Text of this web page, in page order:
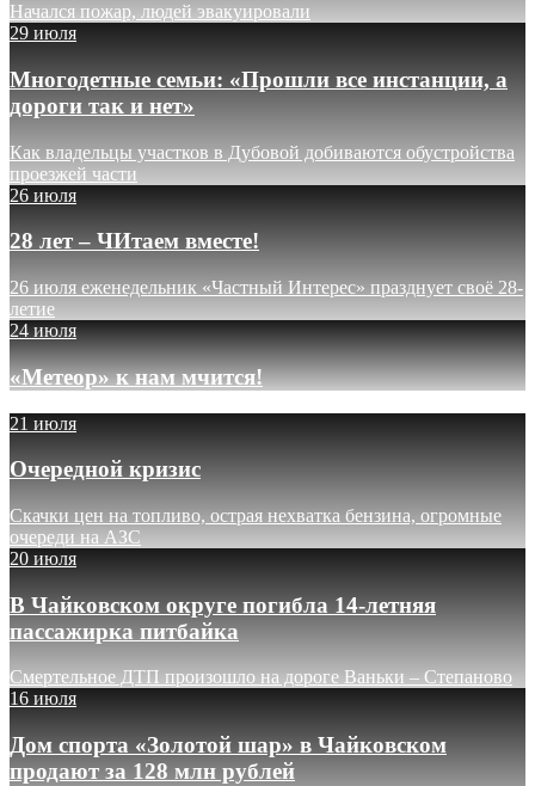
Начался пожар, людей эвакуировали
29 июля
Многодетные семьи: «Прошли все инстанции, а
дороги так и нет»
Как владельцы участков в Дубовой добиваются обустройства
проезжей части
26 июля
28 лет – ЧИтаем вместе!
26 июля еженедельник «Частный Интерес» празднует своё 28-
летие
24 июля
«Метеор» к нам мчится!
21 июля
Очередной кризис
Скачки цен на топливо, острая нехватка бензина, огромные
очереди на АЗС
20 июля
В Чайковском округе погибла 14-летняя
пассажирка питбайка
Смертельное ДТП произошло на дороге Ваньки – Степаново
16 июля
Дом спорта «Золотой шар» в Чайковском
продают за 128 млн рублей